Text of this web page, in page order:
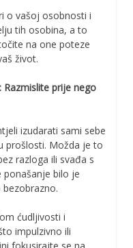
o vašoj osobnosti i
tih osobina, a to
na one poteze
život.
Razmislite prije nego
izudarati sami sebe
prošlosti. Možda je to
razloga ili svađa s
ponašanje bilo je
ćudljivosti i
impulzivno ili